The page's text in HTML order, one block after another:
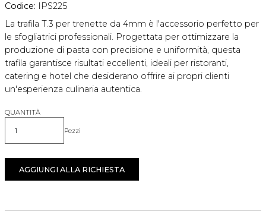
Codice: IPS225
La trafila T.3 per trenette da 4mm è l'accessorio perfetto per
le sfogliatrici professionali. Progettata per ottimizzare la
produzione di pasta con precisione e uniformità, questa
trafila garantisce risultati eccellenti, ideali per ristoranti,
catering e hotel che desiderano offrire ai propri clienti
un'esperienza culinaria autentica.
QUANTITÀ
Quantità Pezzi
AGGIUNGI ALLA RICHIESTA